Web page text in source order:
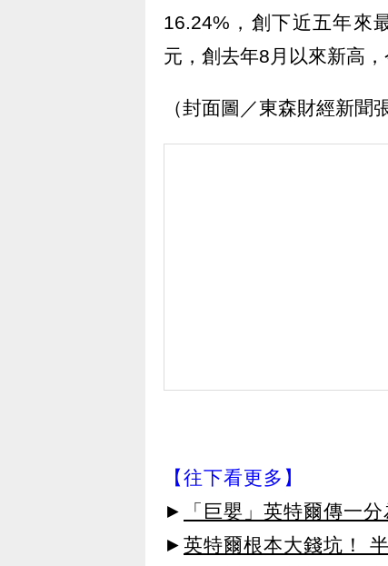
16.24%，創下近五年來
元，創去年8月以來新高
（封面圖／東森財經新聞
【往下看更多】
►
「巨嬰」英特爾傳一
► 英特爾根本大錢坑！